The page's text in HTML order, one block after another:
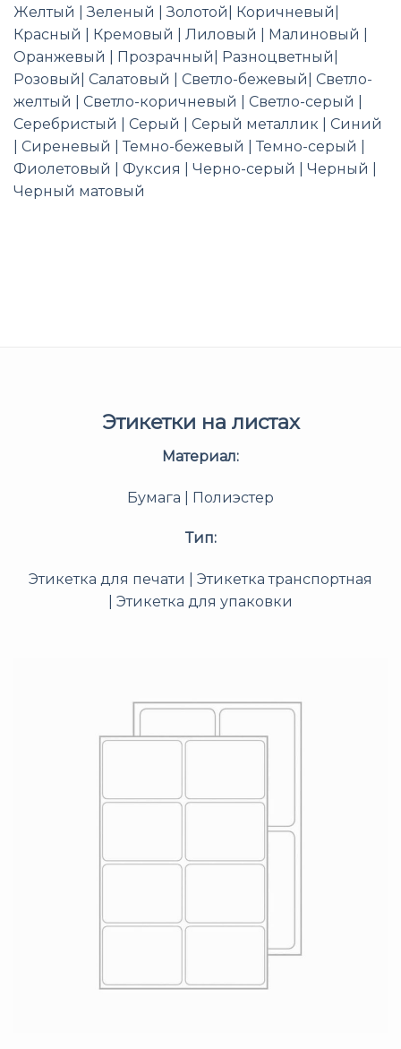
Желтый | Зеленый | Золотой| Коричневый|
Красный | Кремовый | Лиловый | Малиновый |
Оранжевый | Прозрачный| Разноцветный|
Розовый| Салатовый | Светло-бежевый| Светло-
желтый | Светло-коричневый | Светло-серый |
Серебристый | Серый | Серый металлик | Синий
| Сиреневый | Темно-бежевый | Темно-серый |
Фиолетовый | Фуксия | Черно-серый | Черный |
Черный матовый
Этикетки на листах
Материал:
Бумага | Полиэстер
Тип:
Этикетка для печати | Этикетка транспортная
| Этикетка для упаковки